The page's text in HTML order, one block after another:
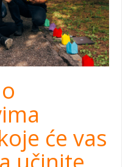
će vas